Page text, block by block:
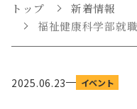
トップ
新着情報
福祉健康科学部就
2025.06.23 イベント